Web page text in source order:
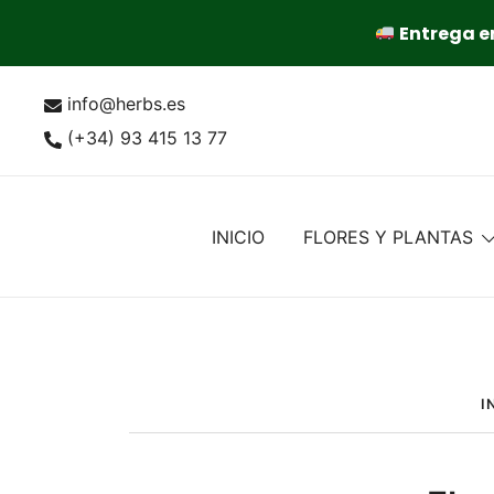
contenido
info@herbs.es
(+34) 93 415 13 77
INICIO FLORES Y PLANTAS
Entrega